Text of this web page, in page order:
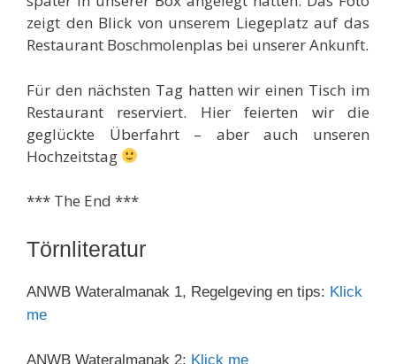
zeigt den Blick von unserem Liegeplatz auf das
Restaurant Boschmolenplas bei unserer Ankunft.
Für den nächsten Tag hatten wir einen Tisch im
Restaurant reserviert. Hier feierten wir die
geglückte Überfahrt – aber auch unseren
Hochzeitstag
*** The End ***
Törnliteratur
ANWB Wateralmanak 1, Regelgeving en tips: Klick
me
ANWB Wateralmanak 2: Klick me